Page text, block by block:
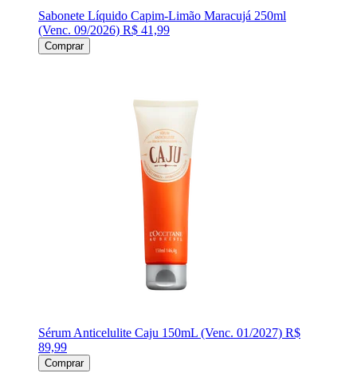
Sabonete Líquido Capim-Limão Maracujá 250ml
(Venc. 09/2026) R$ 41,99
Comprar
Sérum Anticelulite Caju 150mL (Venc. 01/2027) R$
89,99
Comprar